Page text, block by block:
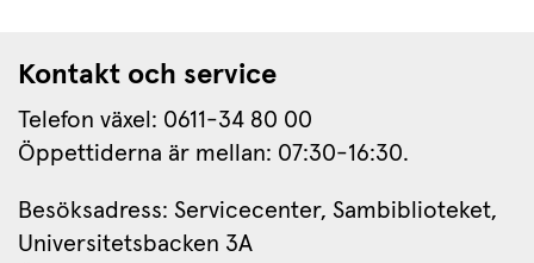
Kontakt och service
Telefon växel: 0611-34 80 00
Öppettiderna är mellan: 07:30-16:30.
Besöksadress: Servicecenter, Sambiblioteket,
Universitetsbacken 3A